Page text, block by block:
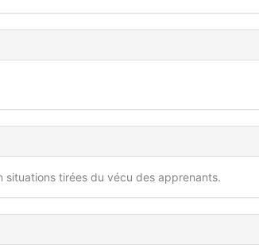
tirées du vécu des apprenants.